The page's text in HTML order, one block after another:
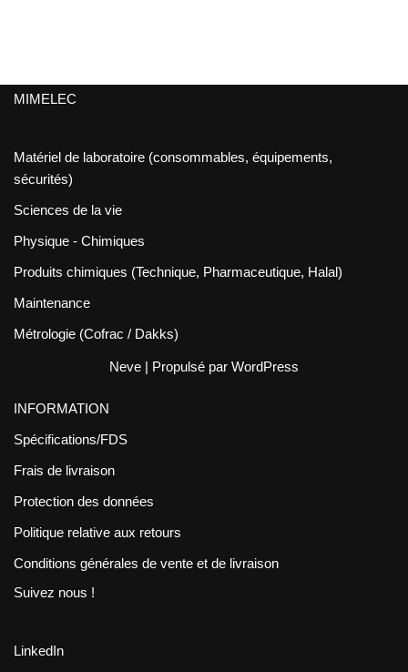
MIMELEC
Matériel de laboratoire (consommables, équipements,
sécurités)
Sciences de la vie
Physique - Chimiques
Produits chimiques (Technique, Pharmaceutique, Halal)
Maintenance
Métrologie (Cofrac / Dakks)
Neve | Propulsé par WordPress
INFORMATION
Spécifications/FDS
Frais de livraison
Protection des données
Politique relative aux retours
Conditions générales de vente et de livraison
Suivez nous !
LinkedIn